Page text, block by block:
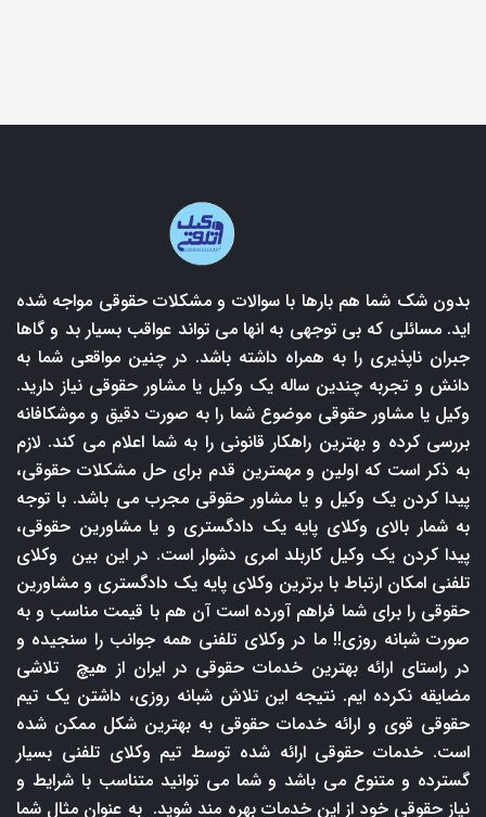
بدون شک شما هم بارها با سوالات و مشکلات حقوقی مواجه شده
اید. مسائلی که بی توجهی به انها می تواند عواقب بسیار بد و گاها
جبران ناپذیری را به همراه داشته باشد. در چنین مواقعی شما به
دانش و تجربه چندین ساله یک وکیل یا مشاور حقوقی نیاز دارید.
وکیل یا مشاور حقوقی موضوع شما را به صورت دقیق و موشکافانه
بررسی کرده و بهترین راهکار قانونی را به شما اعلام می کند. لازم
به ذکر است که اولین و مهمترین قدم برای حل مشکلات حقوقی،
پیدا کردن یک وکیل و یا مشاور حقوقی مجرب می باشد. با توجه
به شمار بالای وکلای پایه یک دادگستری و یا مشاورین حقوقی،
پیدا کردن یک وکیل کاربلد امری دشوار است. در این بین وکلای
تلفنی امکان ارتباط با برترین وکلای پایه یک دادگستری و مشاورین
حقوقی را برای شما فراهم آورده است آن هم با قیمت مناسب و به
صورت شبانه روزی!! ما در وکلای تلفنی همه جوانب را سنجیده و
در راستای ارائه بهترین خدمات حقوقی در ایران از هیچ تلاشی
مضایقه نکرده ایم. نتیجه این تلاش شبانه روزی، داشتن یک تیم
حقوقی قوی و ارائه خدمات حقوقی به بهترین شکل ممکن شده
است. خدمات حقوقی ارائه شده توسط تیم وکلای تلفنی بسیار
گسترده و متنوع می باشد و شما می توانید متناسب با شرایط و
نیاز حقوقی خود از این خدمات بهره مند شوید. به عنوان مثال شما